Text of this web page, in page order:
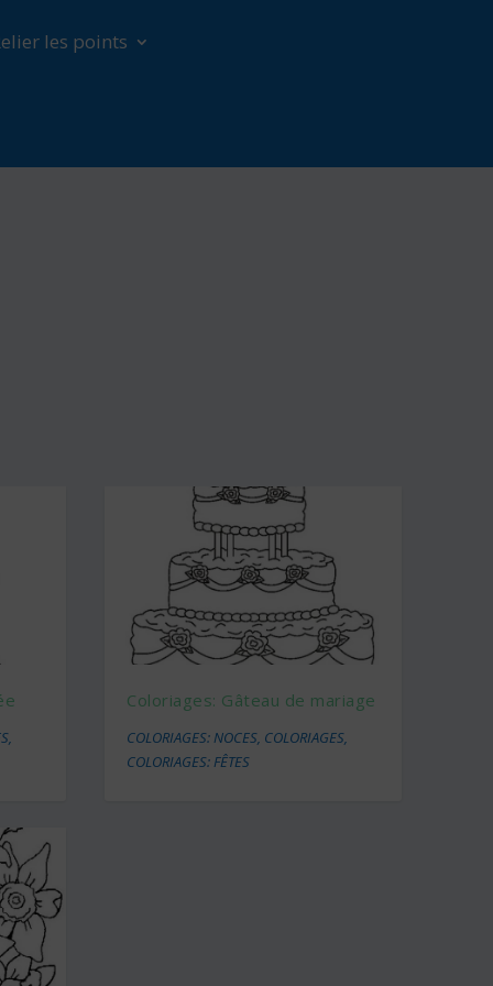
les points
,
Coloriages: Gâteau de mariage
COLORIAGES: NOCES, COLORIAGES,
COLORIAGES: FÊTES